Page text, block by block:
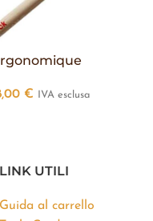
€ IVA esclusa
UTILI
al carrello